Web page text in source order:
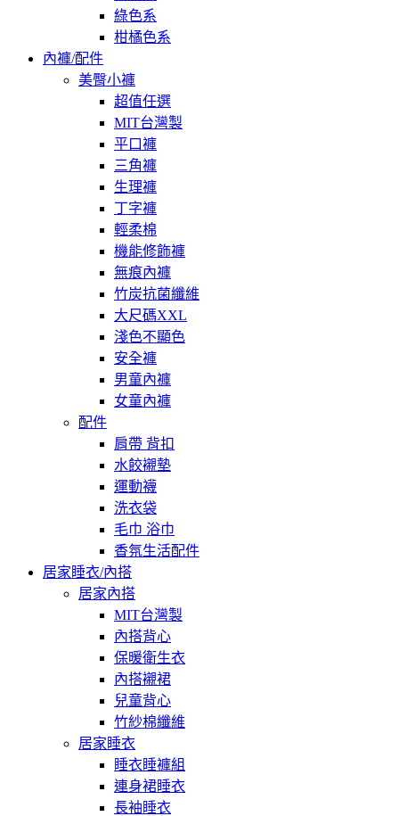
綠色系
柑橘色系
內褲/配件
美臀小褲
超值任選
MIT台灣製
平口褲
三角褲
生理褲
丁字褲
輕柔棉
機能修飾褲
無痕內褲
竹炭抗菌纖維
大尺碼XXL
淺色不顯色
安全褲
男童內褲
女童內褲
配件
肩帶 背扣
水餃襯墊
運動襪
洗衣袋
毛巾 浴巾
香氛生活配件
居家睡衣/內搭
居家內搭
MIT台灣製
內搭背心
保暖衛生衣
內搭襯裙
兒童背心
竹紗棉纖維
居家睡衣
睡衣睡褲組
連身裙睡衣
長袖睡衣